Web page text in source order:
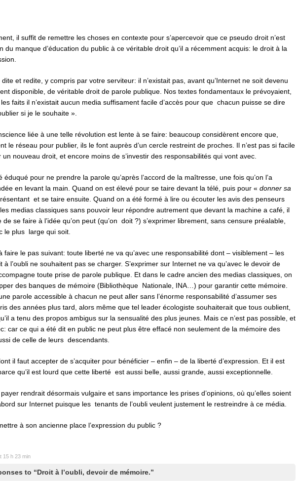
il suffit de remettre les choses en contexte pour s’apercevoir que ce pseudo droit n’est
du manque d’éducation du public à ce véritable droit qu’il a récemment acquis: le droit à la
et redite, y compris par votre serviteur: il n’existait pas, avant qu’Internet ne soit devenu
disponible, de véritable droit de parole publique. Nos textes fondamentaux le prévoyaient,
faits il n’existait aucun media suffisament facile d’accès pour que chacun puisse se dire
si je le souhaite ».
liée à une telle révolution est lente à se faire: beaucoup considèrent encore que,
le réseau pour publier, ils le font auprès d’un cercle restreint de proches. Il n’est pas si facile
un nouveau droit, et encore moins de s’investir des responsabilités qui vont avec.
éduqué pour ne prendre la parole qu’après l’accord de la maîtresse, une fois qu’on l’a
en levant la main. Quand on est élevé pour se taire devant la télé, puis pour « donner sa
et se taire ensuite. Quand on a été formé à lire ou écouter les avis des penseurs
medias classiques sans pouvoir leur répondre autrement que devant la machine a café, il
de se faire à l’idée qu’on peut (qu’on doit ?) s’exprimer librement, sans censure préalable,
le plus large qui soit.
faire le pas suivant: toute liberté ne va qu’avec une responsabilité dont – visiblement – les
à l’oubli ne souhaitent pas se charger. S’exprimer sur Internet ne va qu’avec le devoir de
toute prise de parole publique. Et dans le cadre ancien des medias classiques, on
des banques de mémoire (Bibliothèque Nationale, INA…) pour garantir cette mémoire.
parole accessible à chacun ne peut aller sans l’énorme responsabilité d’assumer ses
des années plus tard, alors même que tel leader écologiste souhaiterait que tous oublient,
a tenu des propos ambigus sur la sensualité des plus jeunes. Mais ce n’est pas possible, et
car ce qui a été dit en public ne peut plus être effacé non seulement de la mémoire des
de celle de leurs descendants.
il faut accepter de s’acquiter pour bénéficier – enfin – de la liberté d’expression. Et il est
qu’il est lourd que cette liberté est aussi belle, aussi grande, aussi exceptionnelle.
rendrait désormais vulgaire et sans importance les prises d’opinions, où qu’elles soient
sur Internet puisque les tenants de l’oubli veulent justement le restreindre à ce média.
à son ancienne place l’expression du public ?
15 h 23 min
to “Droit à l’oubli, devoir de mémoire.”